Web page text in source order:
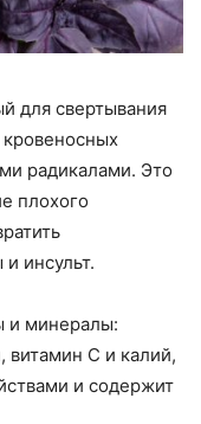
для свертывания
радикалами. Это
плохого
инсульт.
и минералы:
витамин С и калий,
и содержит